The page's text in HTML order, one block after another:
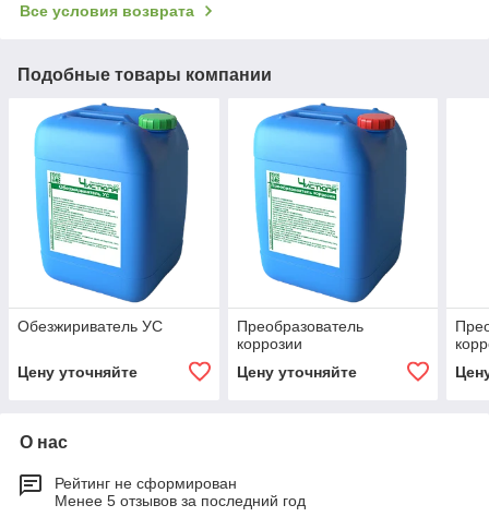
Все условия возврата
Подобные товары компании
Обезжириватель УС
Цену уточняйте
Преобразователь
коррозии
Цену уточняйте
О нас
Рейтинг не сформирован
Менее 5 отзывов за последний год